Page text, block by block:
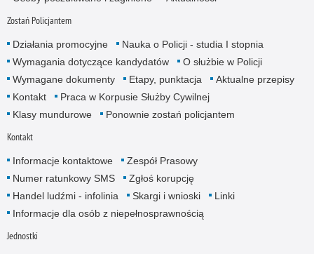
Zostań Policjantem
Działania promocyjne
Nauka o Policji - studia I stopnia
Wymagania dotyczące kandydatów
O służbie w Policji
Wymagane dokumenty
Etapy, punktacja
Aktualne przepisy
Kontakt
Praca w Korpusie Służby Cywilnej
Klasy mundurowe
Ponownie zostań policjantem
Kontakt
Informacje kontaktowe
Zespół Prasowy
Numer ratunkowy SMS
Zgłoś korupcję
Handel ludźmi - infolinia
Skargi i wnioski
Linki
Informacje dla osób z niepełnosprawnością
Jednostki